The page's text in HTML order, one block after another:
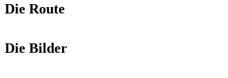
Die Route
Die Bilder